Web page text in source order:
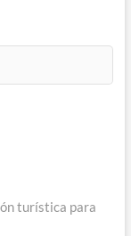
turística para